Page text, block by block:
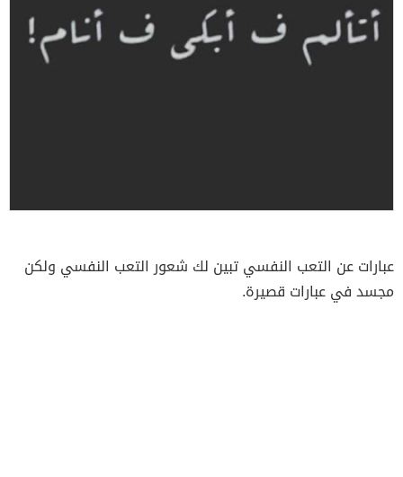
عبارات عن التعب النفسي تبين لك شعور التعب النفسي ولكن
مجسد في عبارات قصيرة.